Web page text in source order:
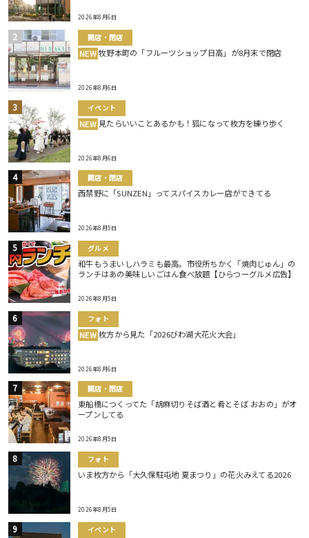
2026年8月6日
開店・閉店
NEW 牧野本町の「フルーツショップ日高」が8月末で閉店
2026年8月6日
イベント
NEW 見たらいいことあるかも！狐になって枚方を練り歩く
2026年8月6日
開店・閉店
西禁野に「SUNZEN」ってスパイスカレー店ができてる
2026年8月5日
グルメ
和牛もうまいしハラミも最高。市役所ちかく「焼肉じゅん」の
ランチはあの美味しいごはん食べ放題【ひらつーグルメ広告】
2026年8月5日
フォト
NEW 枚方から見た「2026びわ湖大花火大会」
2026年8月6日
開店・閉店
東船橋につくってた「胡麻切りそば酒と肴とそば おおの」がオ
ープンしてる
2026年8月5日
フォト
いま枚方から「大久保駐屯地 夏まつり」の花火みえてる2026
2026年8月5日
イベント